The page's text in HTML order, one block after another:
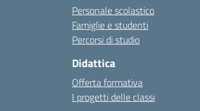
Personale scolastico
Famiglie e studenti
Percorsi di studio
Didattica
Offerta formativa
I progetti delle classi